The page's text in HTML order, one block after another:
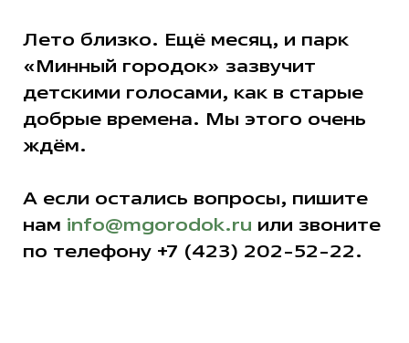
Лето близко. Ещё месяц, и парк
«Минный городок» зазвучит
детскими голосами, как в старые
добрые времена. Мы этого очень
ждём.
А если остались вопросы, пишите
нам info@mgorodok.ru или звоните
по телефону +7 (423) 202-52-22.